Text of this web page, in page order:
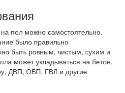
пол можно самостоятельно.
было правильно
быть ровным, чистым, сухим и
может укладываться на бетон,
ДВП, ОБП, ГВЛ и другие